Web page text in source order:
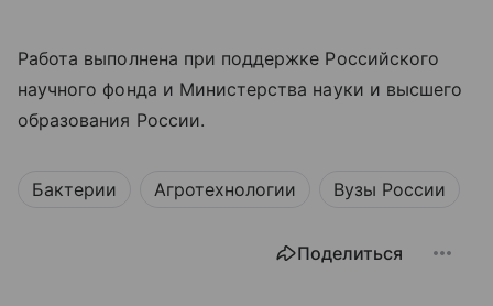
Работа выполнена при поддержке Российского
научного фонда и Министерства науки и высшего
образования России.
Бактерии Агротехнологии Вузы России
Поделиться